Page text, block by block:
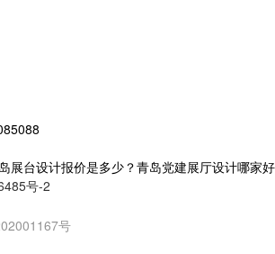
展台设计报价是多少？青岛党建展厅设计哪
号-2
号